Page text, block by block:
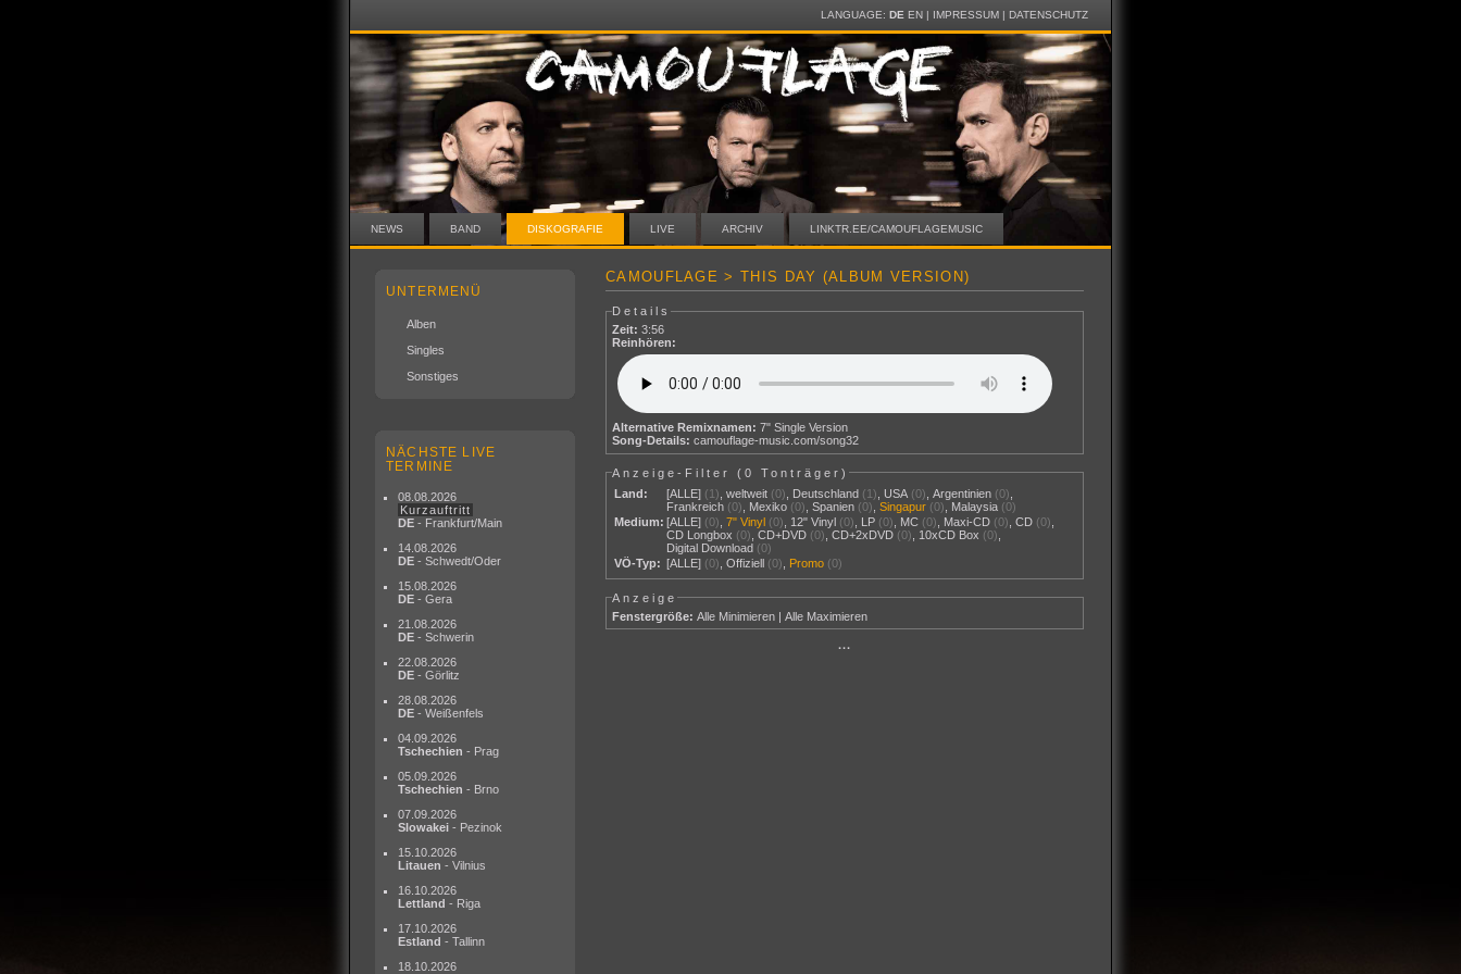
LANGUAGE: DE EN| IMPRESSUM| DATENSCHUTZ
NEWS BAND DISKOGRAFIE LIVE ARCHIV LINKTR.EE/CAMOUFLAGEMUSIC
UNTERMENÜ
Alben
Singles
Sonstiges
NÄCHSTE LIVE
TERMINE
08.08.2026
Kurzauftritt
DE - Frankfurt/Main
14.08.2026
DE - Schwedt/Oder
15.08.2026
DE - Gera
21.08.2026
DE - Schwerin
22.08.2026
DE - Görlitz
28.08.2026
DE - Weißenfels
04.09.2026
Tschechien - Prag
05.09.2026
Tschechien - Brno
07.09.2026
Slowakei - Pezinok
15.10.2026
Litauen - Vilnius
16.10.2026
Lettland - Riga
17.10.2026
Estland - Tallinn
18.10.2026
CAMOUFLAGE > THIS DAY (ALBUM VERSION)
Details
Zeit: 3:56
Reinhören:
Alternative Remixnamen: 7" Single Version
Song-Details: camouflage-music.com/song32
Anzeige-Filter (0 Tonträger)
Land:
[ALLE] (1) ,weltweit (0) Deutschland (1) USA (0) ,Argentinien (0)
Frankreich (0) Mexiko (0) ,Spanien (0) ,Singapur (0) Malaysia (0)
Medium: [ALLE] (0) ,7" Vinyl (0) 12" Vinyl (0) LP (0) MC (0) Maxi-CD (0) ,CD (0)
CD Longbox (0) ,CD+DVD (0) ,CD+2xDVD (0) 10xCD Box (0)
Digital Download (0)
VÖ-Typ: [ALLE] (0) ,Offiziell (0) Promo (0)
Anzeige
Fenstergröße: Alle Minimieren |Alle Maximieren
···